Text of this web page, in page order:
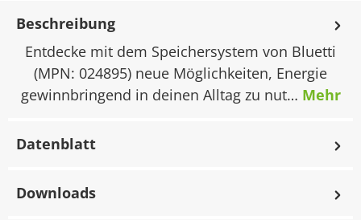
Beschreibung
Entdecke mit dem Speichersystem von Bluetti
(MPN: 024895) neue Möglichkeiten, Energie
gewinnbringend in deinen Alltag zu nut… Mehr
Datenblatt
Downloads